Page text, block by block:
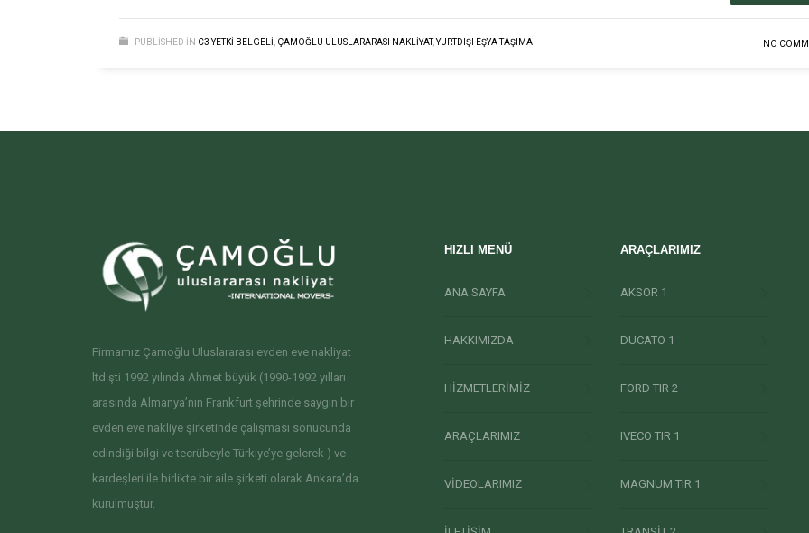
PUBLISHED IN C3 YETKİ BELGELİ ÇAMOĞLU ULUSLARARASI NAKLİYAT,YURTDIŞI EŞYA TAŞIMA NO
Firmamız Çamoğlu Uluslararası evden eve nakliyat
ltd şti 1992 yılında Ahmet büyük (1990-1992 yılları
arasında Almanya’nın Frankfurt şehrinde saygın bir
evden eve nakliye şirketinde çalışması sonucunda
edindiği bilgi ve tecrübeyle Türkiye’ye gelerek ) ve
kardeşleri ile birlikte bir aile şirketi olarak Ankara’da
kurulmuştur.
HIZLI MENÜ
ANA SAYFA
HAKKIMIZDA
HİZMETLERİMİZ
ARAÇLARIMIZ
VİDEOLARIMIZ
ARAÇLARIMIZ
AKSOR 1
DUCATO 1
FORD TIR 2
IVECO TIR 1
MAGNUM TIR 1